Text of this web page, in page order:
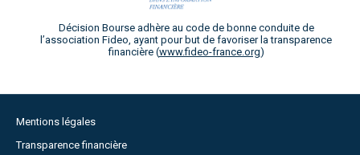
Décision Bourse adhère au code de bonne conduite de
l’association Fideo, ayant pour but de favoriser la transparence
financière (www.fideo-france.org)
Mentions légales
Transparence financière